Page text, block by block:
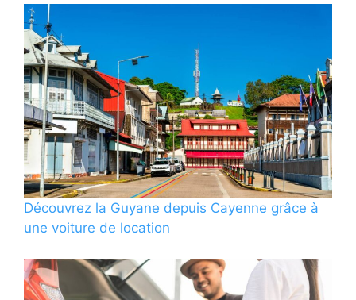
Découvrez la Guyane depuis Cayenne grâce à
une voiture de location